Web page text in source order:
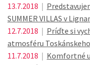
13.7.2018 |
SUMMER VILLAS v
12.7.2018 | Príďte si
atmosféru
11.7.2018 | Komfortné